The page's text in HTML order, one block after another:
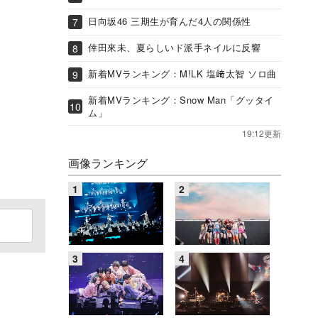
日向坂46 三期生が育んだ4人の関係性
倖田來未、夏らしいド派手ネイルに反響
新着MVランキング：M!LK 塩﨑太智 ソロ曲
新着MVランキング：Snow Man「グッタイ
ム」
19:12更新
画像ランキング